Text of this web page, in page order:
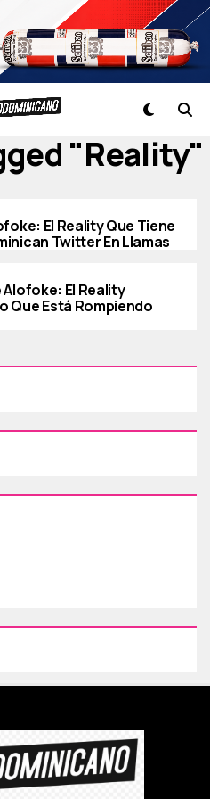
"reality"
El Reality Que Tiene
Twitter En Llamas
Alofoke: El Reality
Que Está Rompiendo